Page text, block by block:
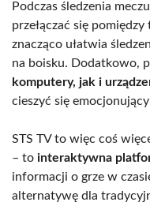
Podczas śledzenia
przełączać się
znacząco ułatwia
na boisku. Dodatkowo,
komputery, jak i
cieszyć się
STS TV to więc coś
– to interaktywna
informacji o grze w
alternatywę dla